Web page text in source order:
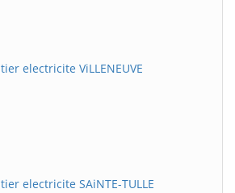
electricite ViLLENEUVE
electricite SAiNTE-TULLE